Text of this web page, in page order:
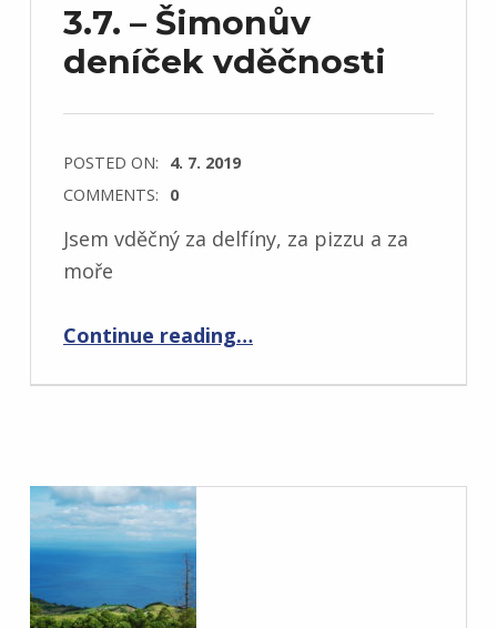
3.7. – Šimonův
deníček vděčnosti
POSTED ON: 4. 7. 2019
COMMENTS: 0
Jsem vděčný za delfíny, za pizzu a za
moře
Continue reading…